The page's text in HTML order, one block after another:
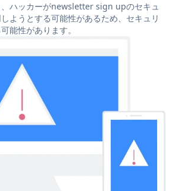
ハッカーがnewsletter sign upのセキュ
ようとする可能性があるため、セキュリ
能性があります。